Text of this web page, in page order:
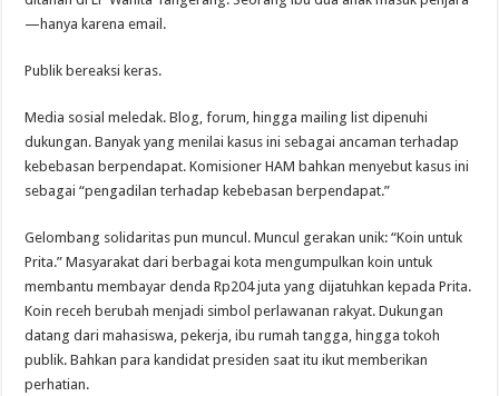
—hanya karena email.
Publik bereaksi keras.
Media sosial meledak. Blog, forum, hingga mailing list dipenuhi
dukungan. Banyak yang menilai kasus ini sebagai ancaman terhadap
kebebasan berpendapat. Komisioner HAM bahkan menyebut kasus ini
sebagai “pengadilan terhadap kebebasan berpendapat.”
Gelombang solidaritas pun muncul. Muncul gerakan unik: “Koin untuk
Prita.” Masyarakat dari berbagai kota mengumpulkan koin untuk
membantu membayar denda Rp204 juta yang dijatuhkan kepada Prita.
Koin receh berubah menjadi simbol perlawanan rakyat. Dukungan
datang dari mahasiswa, pekerja, ibu rumah tangga, hingga tokoh
publik. Bahkan para kandidat presiden saat itu ikut memberikan
perhatian.